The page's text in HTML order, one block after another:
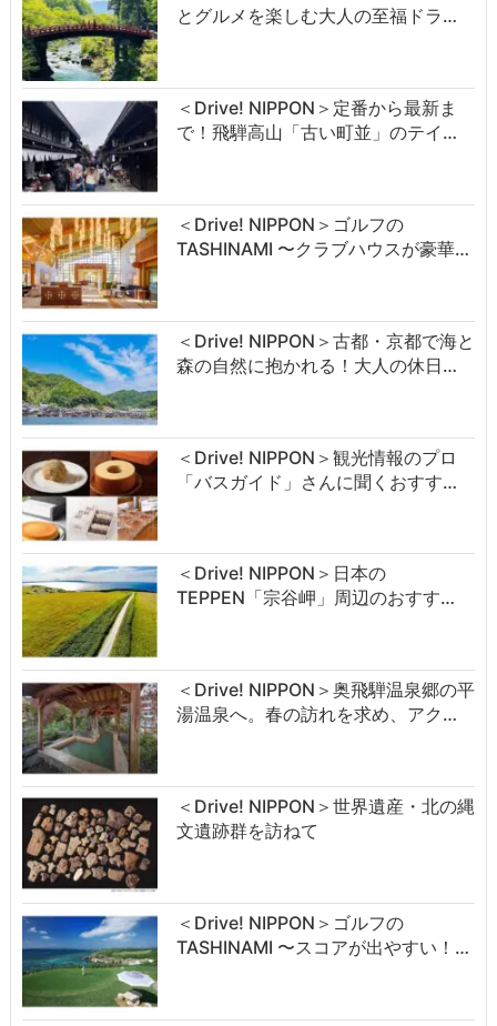
とグルメを楽しむ大人の至福ドラ…
＜Drive! NIPPON＞定番から最新ま
で！飛騨高山「古い町並」のテイ…
＜Drive! NIPPON＞ゴルフの
TASHINAMI 〜クラブハウスが豪華…
＜Drive! NIPPON＞古都・京都で海と
森の自然に抱かれる！大人の休日…
＜Drive! NIPPON＞観光情報のプロ
「バスガイド」さんに聞くおすす…
＜Drive! NIPPON＞日本の
TEPPEN「宗谷岬」周辺のおすす…
＜Drive! NIPPON＞奥飛騨温泉郷の平
湯温泉へ。春の訪れを求め、アク…
＜Drive! NIPPON＞世界遺産・北の縄
文遺跡群を訪ねて
＜Drive! NIPPON＞ゴルフの
TASHINAMI 〜スコアが出やすい！…